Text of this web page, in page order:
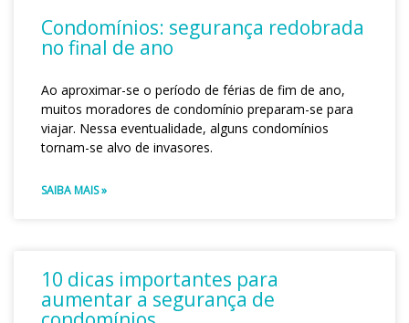
Condomínios: segurança redobrada
no final de ano
Ao aproximar-se o período de férias de fim de ano,
muitos moradores de condomínio preparam-se para
viajar. Nessa eventualidade, alguns condomínios
tornam-se alvo de invasores.
SAIBA MAIS »
10 dicas importantes para
aumentar a segurança de